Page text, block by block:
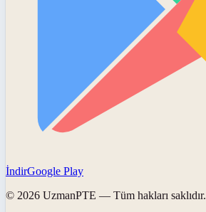
İndirGoogle Play
© 2026 UzmanPTE — Tüm hakları saklıdır.